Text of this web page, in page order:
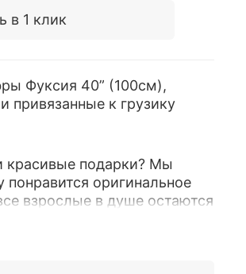
в 1 клик
Фуксия 40” (100см),
привязанные к грузику
красивые подарки? Мы
оригинальное
взрослые в душе остаются
ко всему яркому и
фигуры - это